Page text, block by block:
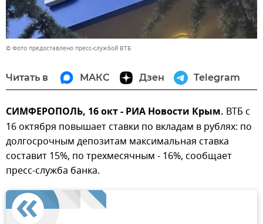
© Фото предоставлено пресс-службой ВТБ
Читать в МАКС Дзен Telegram
СИМФЕРОПОЛЬ, 16 окт - РИА Новости Крым. ВТБ с
16 октября повышает ставки по вкладам в рублях: по
долгосрочным депозитам максимальная ставка
составит 15%, по трехмесячным - 16%, сообщает
пресс-служба банка.